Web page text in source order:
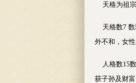
天格为祖宗
天格数7 数
外不和，女
人格数15数
获子孙及财